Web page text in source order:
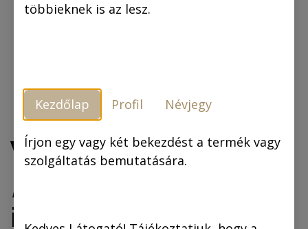
Vászonkép: „B”
„Tánc- és
illemleckék” 35x50
többieknek is az lesz.
Kezdőlap Profil Névjegy
Írjon egy vagy két bekezdést a termék vagy
szolgáltatás bemutatására.